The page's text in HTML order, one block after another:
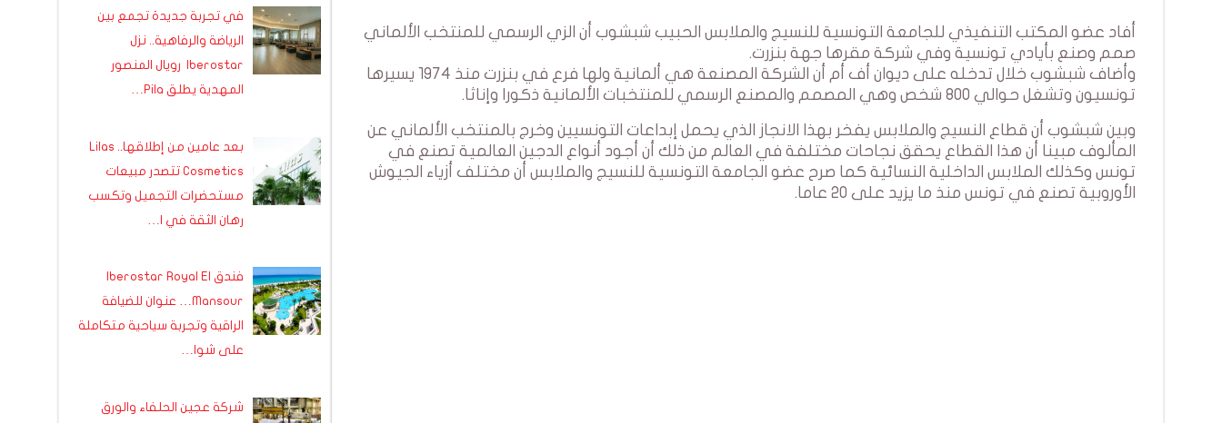
أفاد عضو المكتب التنفيذي للجامعة التونسية للنسيج والملابس الحبيب شبشوب أن الزي الرسمي للمنتخب الألماني
صمم وصنع بأيادي تونسية وفي شركة مقرها جهة بنزرت.
وأضاف شبشوب خلال تدخله على ديوان أف أم أن الشركة المصنعة هي ألمانية ولها فرع في بنزرت منذ 1974 يسيرها
تونسيون وتشغل حوالي 800 شخص وهي المصمم والمصنع الرسمي للمنتخبات الألمانية ذكورا وإناثا.
وبين شبشوب أن قطاع النسيج والملابس يفخر بهذا الانجاز الذي يحمل إبداعات التونسيين وخرج بالمنتخب الألماني عن
المألوف مبينا أن هذا القطاع يحقق نجاحات مختلفة في العالم من ذلك أن أجود أنواع الدجين العالمية تصنع في
تونس وكذلك الملابس الداخلية النسائية كما صرح عضو الجامعة التونسية للنسيج والملابس أن مختلف أزياء الجيوش
الأوروبية تصنع في تونس منذ ما يزيد على 20 عاما.
في تجربة جديدة تجمع بين
الرياضة والرفاهية.. نزل
Iberostar رويال المنصور
المهدية يطلق Pila…
بعد عامين من إطلاقها.. Lilas
Cosmetics تتصدر مبيعات
مستحضرات التجميل وتكسب
رهان الثقة في ا…
فندق Iberostar Royal El
Mansour… عنوان للضيافة
الراقية وتجربة سياحية متكاملة
على شوا…
شركة عجين الحلفاء والورق